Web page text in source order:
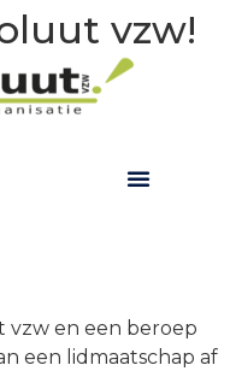
vzw!
vzw en een beroep
een lidmaatschap af